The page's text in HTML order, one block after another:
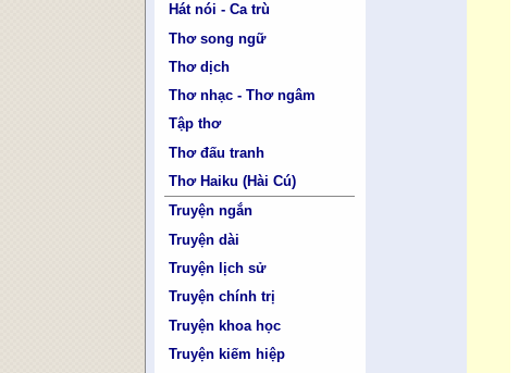
Hát nói - Ca trù
Thơ song ngữ
Thơ dịch
Thơ nhạc - Thơ ngâm
Tập thơ
Thơ đấu tranh
Thơ Haiku (Hài Cú)
Truyện ngắn
Truyện dài
Truyện lịch sử
Truyện chính trị
Truyện khoa học
Truyện kiếm hiệp